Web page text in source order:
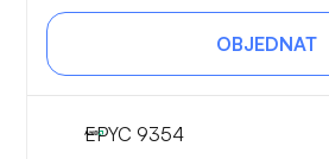
OBJEDNAT
EPYC 9354